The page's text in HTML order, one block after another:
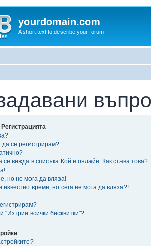
yourdomain.com
A short text to describe your forum
се регистрирам?
вижда в списъка Кой е онлайн. Как става това?
но не мога да вляза!
известно време, но сега не мога да вляза?!
"Изтрии всички бисквитки"?